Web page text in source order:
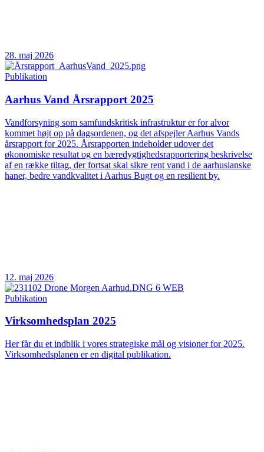
28. maj 2026
Publikation
Aarhus Vand Årsrapport 2025
Vandforsyning som samfundskritisk infrastruktur er for alvor
kommet højt op på dagsordenen, og det afspejler Aarhus Vands
årsrapport for 2025. Årsrapporten indeholder udover det
økonomiske resultat og en bæredygtighedsrapportering beskrivelse
af en række tiltag, der fortsat skal sikre rent vand i de aarhusianske
haner, bedre vandkvalitet i Aarhus Bugt og en resilient by.
12. maj 2026
Publikation
Virksomhedsplan 2025
Her får du et indblik i vores strategiske mål og visioner for 2025.
Virksomhedsplanen er en digital publikation.